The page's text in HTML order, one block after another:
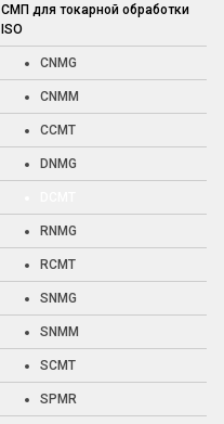
СМП для токарной обработки
ISO
CNMG
CNMM
CCMT
DNMG
RNMG
RCMT
SNMG
SNMM
SCMT
SPMR